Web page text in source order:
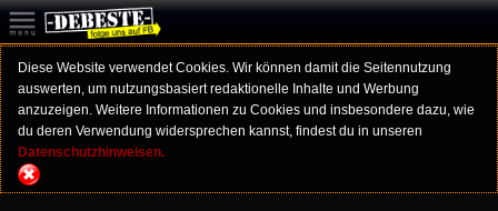
Diese Website verwendet Cookies. Wir können damit die Seitennutzung
auswerten, um nutzungsbasiert redaktionelle Inhalte und Werbung
anzuzeigen. Weitere Informationen zu Cookies und insbesondere dazu, wie
du deren Verwendung widersprechen kannst, findest du in unseren
Datenschutzhinweisen.